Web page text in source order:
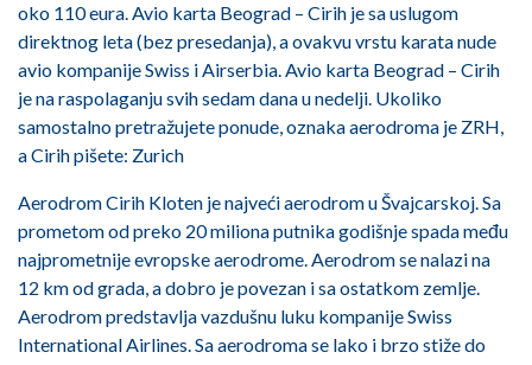
oko 110 eura. Avio karta Beograd – Cirih je sa uslugom
direktnog leta (bez presedanja), a ovakvu vrstu karata nude
avio kompanije Swiss i Airserbia. Avio karta Beograd – Cirih
je na raspolaganju svih sedam dana u nedelji. Ukoliko
samostalno pretražujete ponude, oznaka aerodroma je ZRH,
a Cirih pišete: Zurich
Aerodrom Cirih Kloten je najveći aerodrom u Švajcarskoj. Sa
prometom od preko 20 miliona putnika godišnje spada među
najprometnije evropske aerodrome. Aerodrom se nalazi na
12 km od grada, a dobro je povezan i sa ostatkom zemlje.
Aerodrom predstavlja vazdušnu luku kompanije Swiss
International Airlines. Sa aerodroma se lako i brzo stiže do